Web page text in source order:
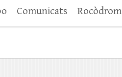
Comunicats Rocòdrom